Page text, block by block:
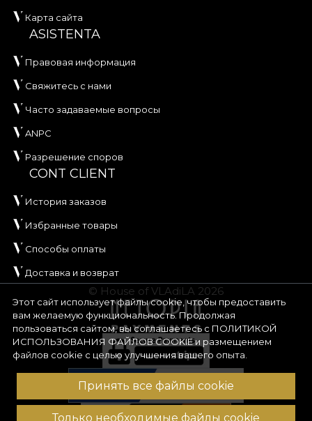
Этот сайт использует файлы cookie, чтобы предоставить
вам желаемую функциональность. Продолжая
пользоваться сайтом, вы соглашаетесь с ПОЛИТИКОЙ
ИСПОЛЬЗОВАНИЯ ФАЙЛОВ COOKIEи размещением
файлов cookie с целью улучшения вашего опыта.
Принять все файлы cookie
Только необходимые файлы cookie
Карта сайта
ASISTENTA
Правовая информация
Свяжитесь с нами
Часто задаваемые вопросы
ANPC
Разрешение споров
CONT CLIENT
История заказов
Избранные товары
Способы оплаты
Доставка и возврат
© House of VLAdiLA 2026